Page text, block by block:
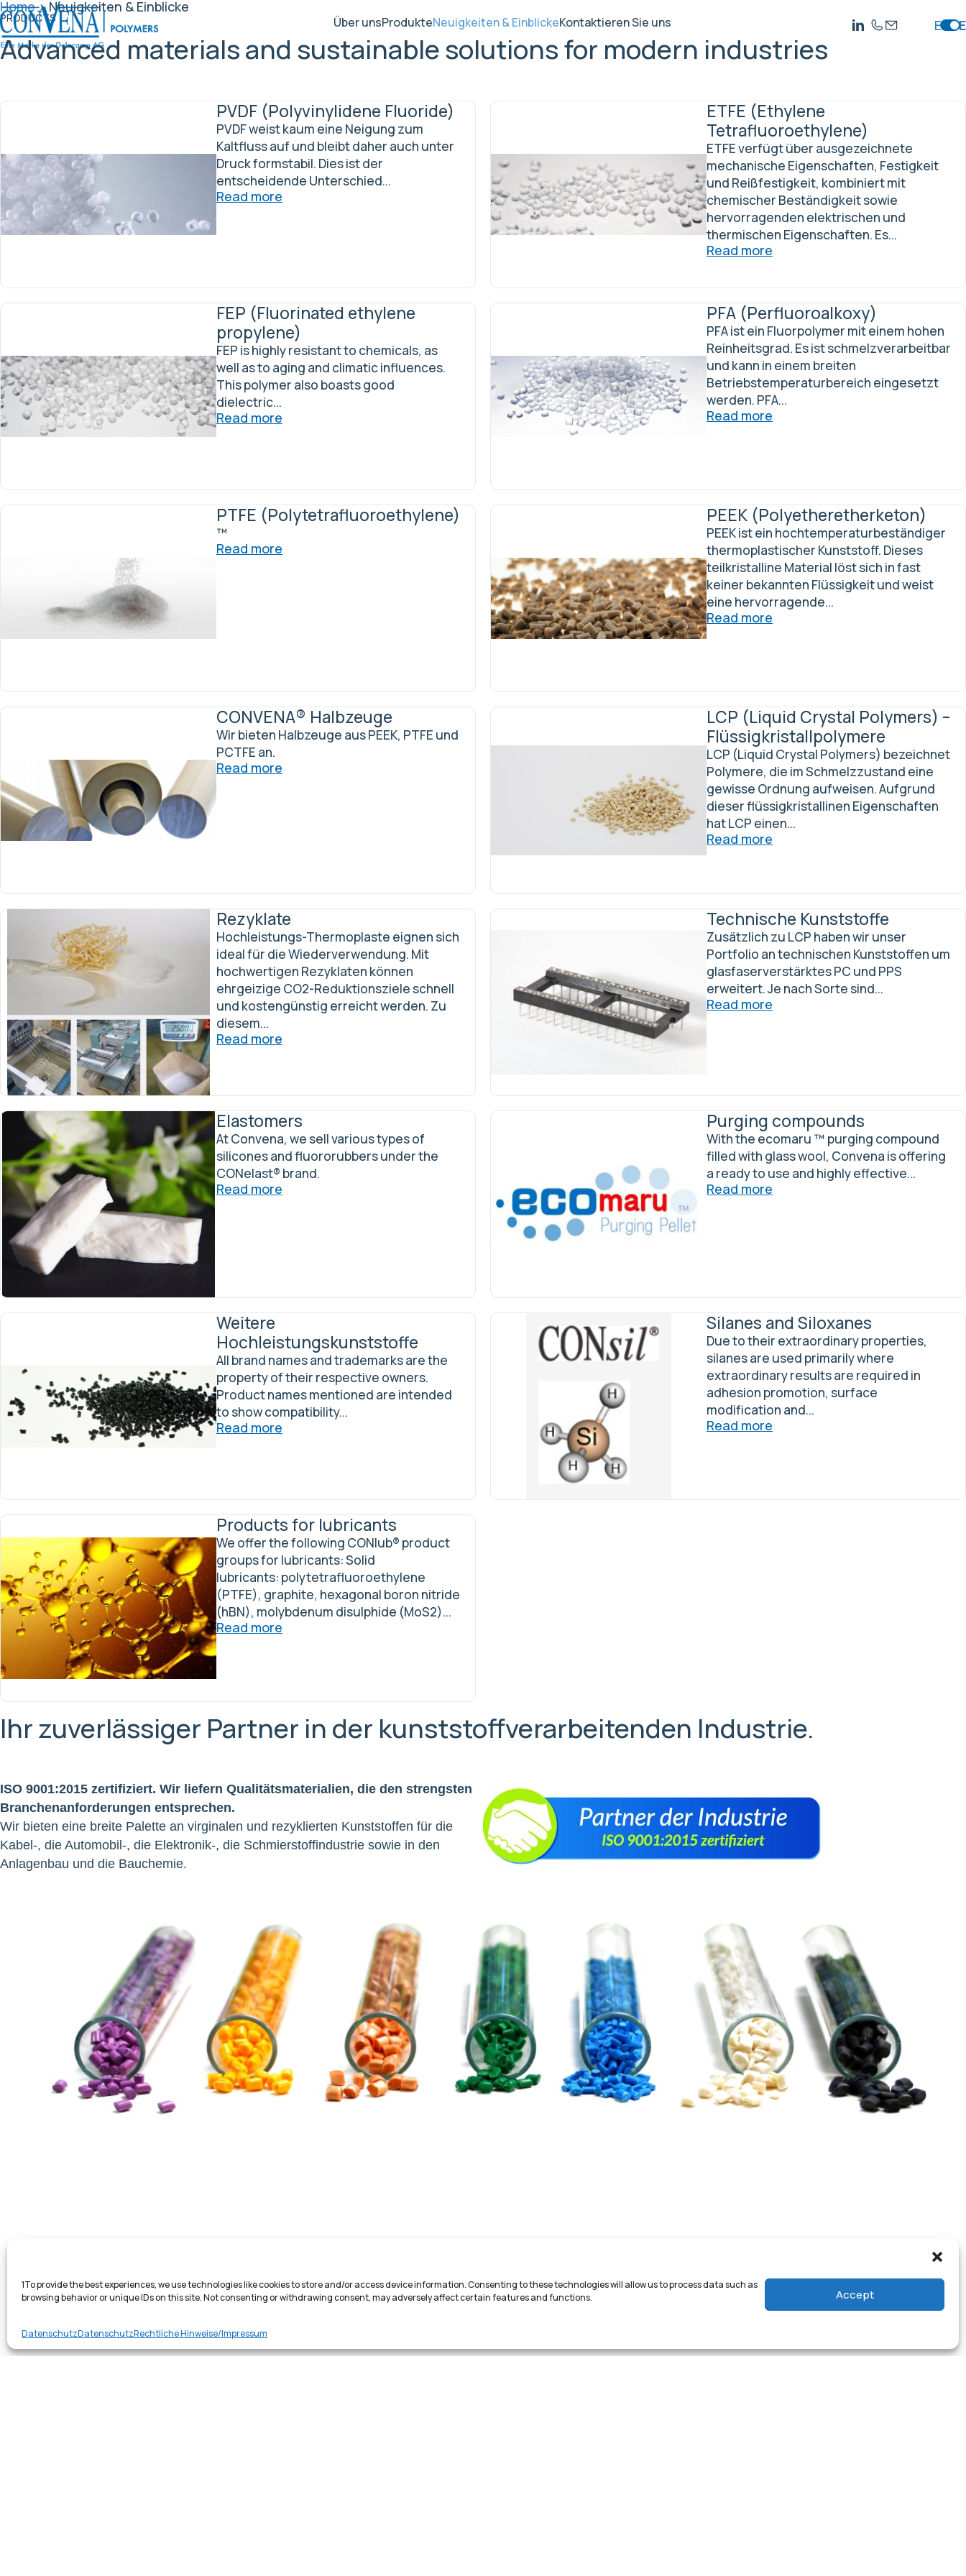
1To provide the best experiences, we use technologies like cookies to store and/or access device information. Consenting to these technologies will allow us to process data such as
browsing behavior or unique IDs on this site. Not consenting or withdrawing consent, may adversely affect certain features and functions.
Accept
DatenschutzDatenschutzRechtliche Hinweise/Impressum
Über unsProdukteNeuigkeiten & EinblickeKontaktieren Sie uns ENDE
Home>Neuigkeiten & Einblicke
PRODUCTS
Advanced materials and sustainable solutions for modern industries
PVDF (Polyvinylidene Fluoride)
PVDF weist kaum eine Neigung zum
Kaltfluss auf und bleibt daher auch unter
Druck formstabil. Dies ist der
entscheidende Unterschied...
Read more
ETFE (Ethylene
Tetrafluoroethylene)
ETFE verfügt über ausgezeichnete
mechanische Eigenschaften, Festigkeit
und Reißfestigkeit, kombiniert mit
chemischer Beständigkeit sowie
hervorragenden elektrischen und
thermischen Eigenschaften. Es...
Read more
FEP (Fluorinated ethylene
propylene)
FEP is highly resistant to chemicals, as
well as to aging and climatic influences.
This polymer also boasts good
dielectric...
Read more
PFA (Perfluoroalkoxy)
PFA ist ein Fluorpolymer mit einem hohen
Reinheitsgrad. Es ist schmelzverarbeitbar
und kann in einem breiten
Betriebstemperaturbereich eingesetzt
werden. PFA...
Read more
PTFE (Polytetrafluoroethylene)
™
Read more
PEEK (Polyetheretherketon)
PEEK ist ein hochtemperaturbeständiger
thermoplastischer Kunststoff. Dieses
teilkristalline Material löst sich in fast
keiner bekannten Flüssigkeit und weist
eine hervorragende...
Read more
CONVENA® Halbzeuge
Wir bieten Halbzeuge aus PEEK, PTFE und
PCTFE an.
Read more
LCP (Liquid Crystal Polymers) –
Flüssigkristallpolymere
LCP (Liquid Crystal Polymers) bezeichnet
Polymere, die im Schmelzzustand eine
gewisse Ordnung aufweisen. Aufgrund
dieser flüssigkristallinen Eigenschaften
hat LCP einen...
Read more
Rezyklate
Hochleistungs-Thermoplaste eignen sich
ideal für die Wiederverwendung. Mit
hochwertigen Rezyklaten können
ehrgeizige CO2-Reduktionsziele schnell
und kostengünstig erreicht werden. Zu
diesem...
Read more
Technische Kunststoffe
Zusätzlich zu LCP haben wir unser
Portfolio an technischen Kunststoffen um
glasfaserverstärktes PC und PPS
erweitert. Je nach Sorte sind...
Read more
Elastomers
At Convena, we sell various types of
silicones and fluororubbers under the
CONelast® brand.
Read more
Purging compounds
With the ecomaru ™ purging compound
filled with glass wool, Convena is offering
a ready to use and highly effective...
Read more
Weitere
Hochleistungskunststoffe
All brand names and trademarks are the
property of their respective owners.
Product names mentioned are intended
to show compatibility...
Read more
Silanes and Siloxanes
Due to their extraordinary properties,
silanes are used primarily where
extraordinary results are required in
adhesion promotion, surface
modification and...
Read more
Products for lubricants
We offer the following CONlub® product
groups for lubricants: Solid
lubricants: polytetrafluoroethylene
(PTFE), graphite, hexagonal boron nitride
(hBN), molybdenum disulphide (MoS2)...
Read more
Ihr zuverlässiger Partner in der kunststoffverarbeitenden Industrie.
ISO 9001:2015 zertifiziert. Wir liefern Qualitätsmaterialien, die den strengsten
Branchenanforderungen entsprechen.
Wir bieten eine breite Palette an virginalen und rezyklierten Kunststoffen für die
Kabel-, die Automobil-, die Elektronik-, die Schmierstoffindustrie sowie in den
Anlagenbau und die Bauchemie.